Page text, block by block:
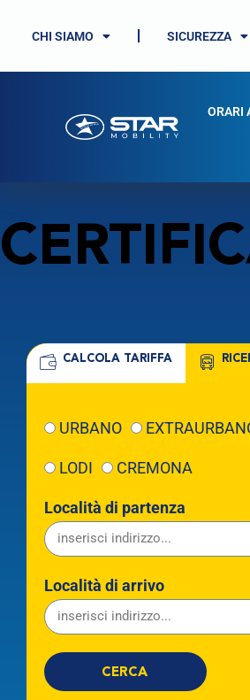
CHI SIAMO SICUREZZA
ORARI
CALCOLA TARIFFA
URBANO
LODI CREMONA
Località di partenza
Località di arrivo
CERCA